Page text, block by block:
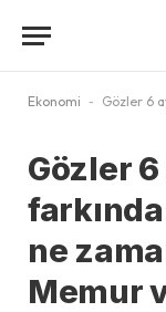
Ekonomi - Gözler 6 aylık
Gözler
ne
Memur